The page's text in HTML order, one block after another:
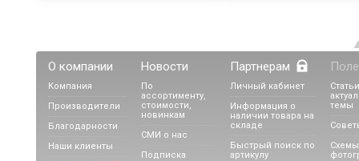
Плавающие фонтаны
О компании
Компания
Производители
Благодарности
Наши клиенты
Новости
По
ассортименту,
стоимости,
новинкам
СМИ о нас
Подписка
Партнерам
Личный кабинет
Информация о
наличии товара на
складе
Быстрый поиск по
артикулу
темы